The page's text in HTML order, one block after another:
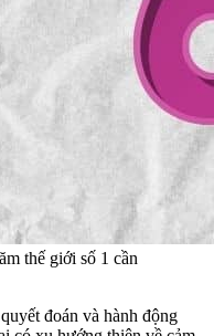
thế giới số 1 cần
đoán và hành động